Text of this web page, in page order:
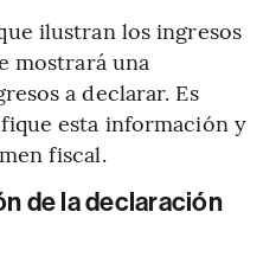
ilustran los ingresos
mostrará una
a declarar. Es
esta información y
fiscal.
de la declaración